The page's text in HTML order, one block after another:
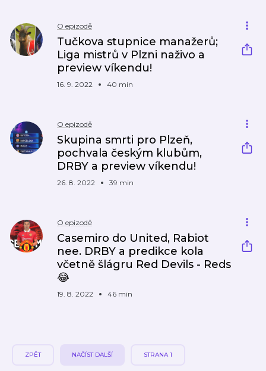
O epizodě
Tučkova stupnice manažerů;
Liga mistrů v Plzni naživo a
preview víkendu!
16. 9. 2022 40 min
O epizodě
Skupina smrti pro Plzeň,
pochvala českým klubům,
DRBY a preview víkendu!
26. 8. 2022 39 min
O epizodě
Casemiro do United, Rabiot
nee. DRBY a predikce kola
včetně šlágru Red Devils - Reds
😂
19. 8. 2022 46 min
ZPĚT NAČÍST DALŠÍ STRANA 1